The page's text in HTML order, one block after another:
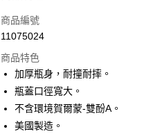
合作金庫商業銀行
華南商業銀行
上海商業儲蓄銀行
國泰世華商業銀行
臺灣中小企業銀行
聯邦商業銀行
元大商業銀行
超商取貨付款
LINE Pay
Apple Pay
ATM付款
商品編號
11075024
商品特色
加厚瓶身，耐撞耐摔。
瓶蓋口徑寬大。
不含環境賀爾蒙-雙酚A。
美國製造。